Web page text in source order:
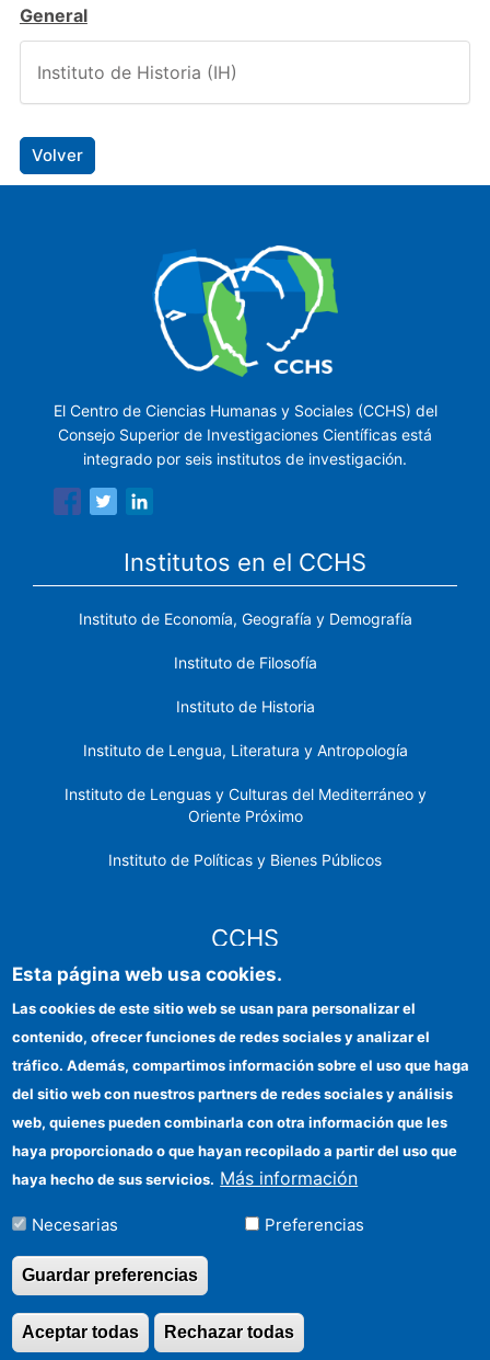
General
Instituto de Historia (IH)
Volver
El Centro de Ciencias Humanas y Sociales (CCHS) del
Consejo Superior de Investigaciones Científicas está
integrado por seis institutos de investigación.
Institutos en el CCHS
Instituto de Economía, Geografía y Demografía
Instituto de Filosofía
Instituto de Historia
Instituto de Lengua, Literatura y Antropología
Instituto de Lenguas y Culturas del Mediterráneo y
Oriente Próximo
Instituto de Políticas y Bienes Públicos
CCHS
Identidad institucional
Ayudas FEDER
Organismos financiadores
Contacto
Cómo llegar
©Copyright 2026 Todos los derechos reservados
Esta página web usa cookies.
Las cookies de este sitio web se usan para personalizar el
contenido, ofrecer funciones de redes sociales y analizar el
tráfico. Además, compartimos información sobre el uso que haga
del sitio web con nuestros partners de redes sociales y análisis
web, quienes pueden combinarla con otra información que les
haya proporcionado o que hayan recopilado a partir del uso que
haya hecho de sus servicios. Más información
Necesarias Preferencias
Guardar preferencias
Rechazar todas
Aceptar todas